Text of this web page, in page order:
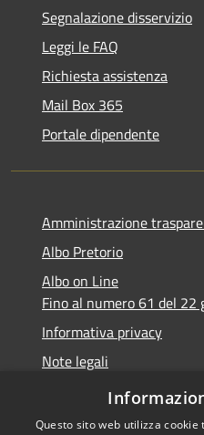
Segnalazione disservizio
Leggi le FAQ
Richiesta assistenza
Mail Box 365
Portale dipendente
Amministrazione
Albo Pretorio
Albo on Line
Fino al numero 61 del 22
Informativa privacy
Note legali
Dichiarazione di
Questo sito web utilizza